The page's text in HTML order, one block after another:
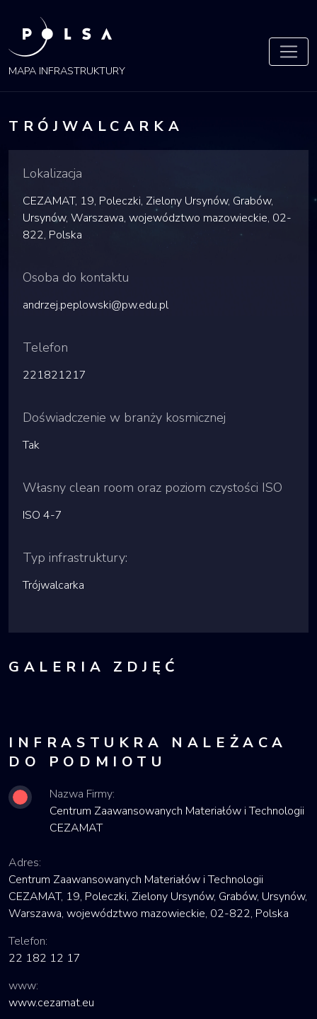
POLSA
MAPA
MAPA INFRASTRUKTURY
TRÓJWALCARKA
Lokalizacja
CEZAMAT, 19, Poleczki, Zielony Ursynów, Grabów,
Ursynów, Warszawa, województwo mazowieckie, 02-
822, Polska
Osoba do kontaktu
andrzej.peplowski@pw.edu.pl
Telefon
221821217
Doświadczenie w branży kosmicznej
Tak
Własny clean room oraz poziom czystości ISO
ISO 4-7
Typ infrastruktury:
Trójwalcarka
GALERIA ZDJĘĆ
INFRASTUKRA NALEŻACA
DO PODMIOTU
Nazwa Firmy:
Centrum Zaawansowanych Materiałów i Technologii
CEZAMAT
Adres:
Centrum Zaawansowanych Materiałów i Technologii
CEZAMAT, 19, Poleczki, Zielony Ursynów, Grabów, Ursynów,
Warszawa, województwo mazowieckie, 02-822, Polska
Telefon:
22 182 12 17
www:
www.cezamat.eu